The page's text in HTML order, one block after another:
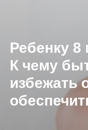
Ребенку 8
К чему
избежать